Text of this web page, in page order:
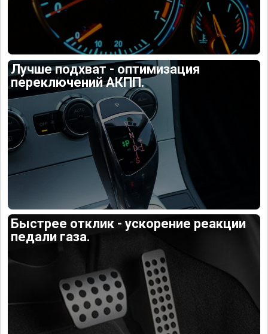
Лучше подхват - оптимизация
переключений АКПП.
Быстрее отклик - ускорение реакции
педали газа.